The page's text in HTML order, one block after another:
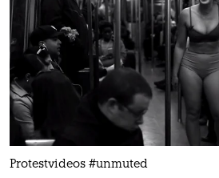
Protestvideos #unmuted